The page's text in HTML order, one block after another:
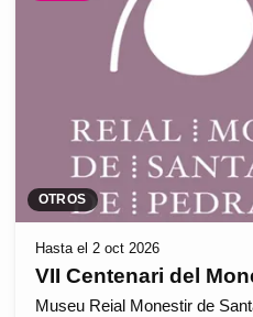
OTROS
Hasta el 2 oct 2026
VII Centenari del
Museu Reial Monestir de